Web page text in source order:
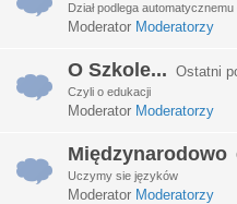
Dział podlega
Moderator Moderatorzy
O Szkole... Ostatni
Czyli o edukacji
Moderator Moderatorzy
Międzynarodowo
Uczymy sie języków
Moderator Moderatorzy